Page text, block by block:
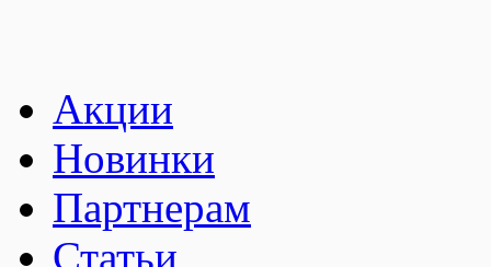
Акции
Новинки
Партнерам
Статьи